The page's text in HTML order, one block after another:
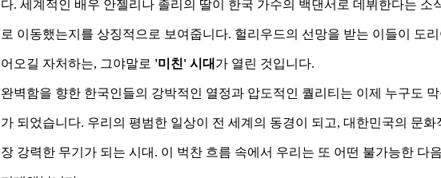
다. 세계적인 배우 안젤리나 졸리의 딸이 한국 가수의 백댄서로 데뷔한다는 소
로 이동했는지를 상징적으로 보여줍니다. 헐리우드의 선망을 받는 이들이 도
어오길 자처하는, 그야말로 '미친' 시대 가 열린 것입니다.
완벽함을 향한 한국인들의 강박적인 열정과 압도적인 퀄리티는 이제 누구도 막
가 되었습니다. 우리의 평범한 일상이 전 세계의 동경이 되고, 대한민국의 문
장 강력한 무기가 되는 시대. 이 벅찬 흐름 속에서 우리는 또 어떤 불가능한 다